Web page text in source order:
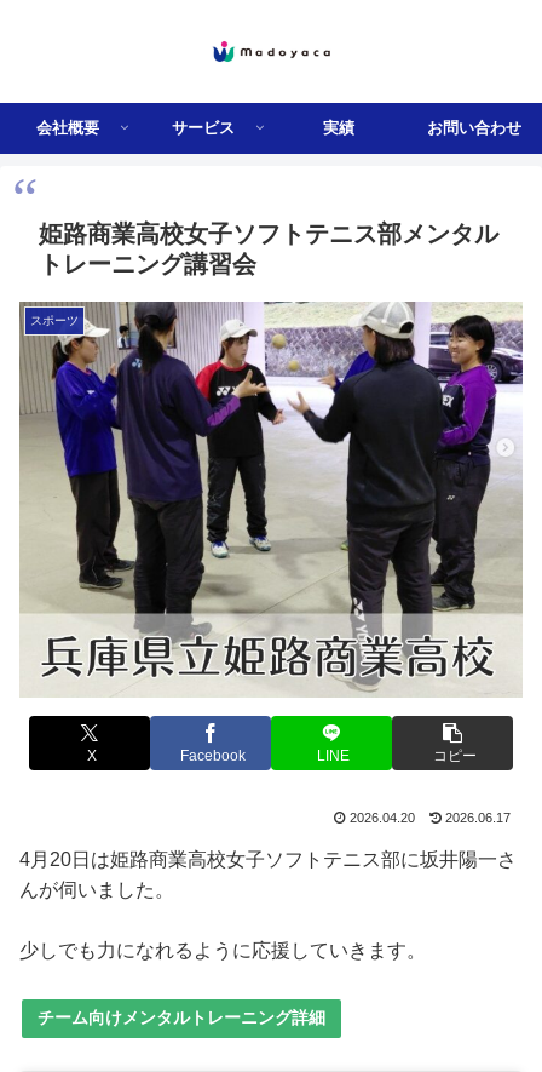
会社概要 サービス 実績 お問い合わせ
姫路商業高校女子ソフトテニス部メンタル
トレーニング講習会
スポーツ
X Facebook LINE コピー
2026.04.20 2026.06.17
4月20日は姫路商業高校女子ソフトテニス部に坂井陽一さ
んが伺いました。
少しでも力になれるように応援していきます。
チーム向けメンタルトレーニング詳細